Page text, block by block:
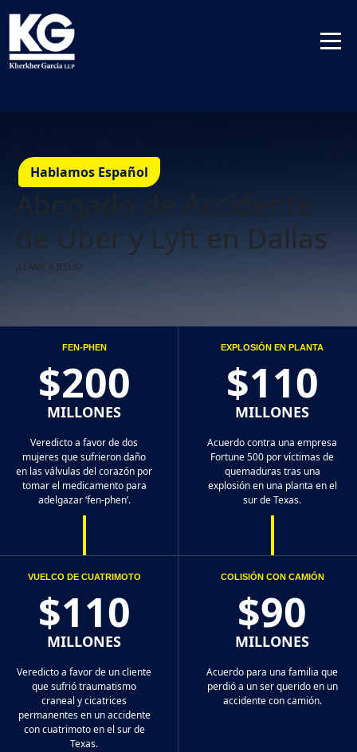
Hablamos Español
Abogado de Accidente
de Uber y Lyft en Dallas
¡LLAME A JESÚS!
FEN-PHEN
$200
MILLONES
Veredicto a favor de dos
mujeres que sufrieron daño
en las válvulas del corazón por
tomar el medicamento para
adelgazar ‘fen-phen’.
EXPLOSIÓN EN PLANTA
$110
MILLONES
Acuerdo contra una empresa
Fortune 500 por víctimas de
quemaduras tras una
explosión en una planta en el
sur de Texas.
VUELCO DE CUATRIMOTO
$110
MILLONES
Veredicto a favor de un cliente
que sufrió traumatismo
craneal y cicatrices
permanentes en un accidente
con cuatrimoto en el sur de
Texas.
COLISIÓN CON CAMIÓN
$90
MILLONES
Acuerdo para una familia que
perdió a un ser querido en un
accidente con camión.